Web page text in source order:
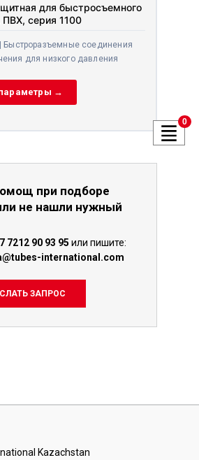
для быстросъемного
ПВХ, серия 1100
Быстроразъемные соединения
для низкого давления
→
при подборе
не нашли нужный
7212 90 93 95 или пишите:
international.com
ЗАПРОС
Kazachstan
0